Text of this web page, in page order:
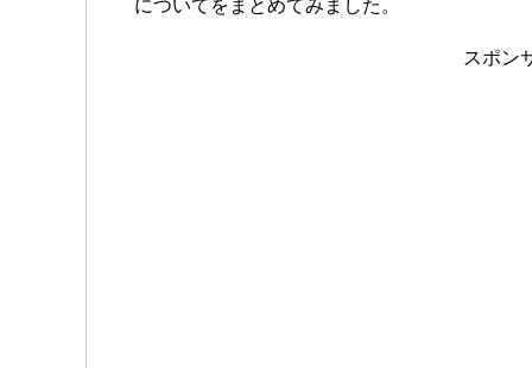
についてをまとめてみました。
スポン